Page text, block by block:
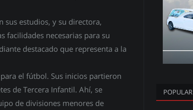
sus estudios, y su directora,
facilidades necesarias para su
destacado que representa a la
el fútbol. Sus inicios partieron
de Tercera Infantil. Ahí, se
de divisiones menores de
POPULAR